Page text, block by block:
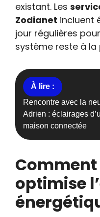
existant. Les
Zodianet incluent
jour régulières
système reste à la
Rencontre avec la
Adrien : éclairages
maison connectée
optimise